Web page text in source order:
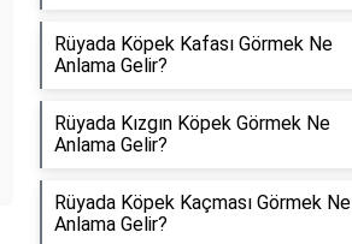
Rüyada Köpek Kafası Görmek Ne
Anlama Gelir?
Rüyada Kızgın Köpek Görmek Ne
Anlama Gelir?
Rüyada Köpek Kaçması Görmek Ne
Anlama Gelir?